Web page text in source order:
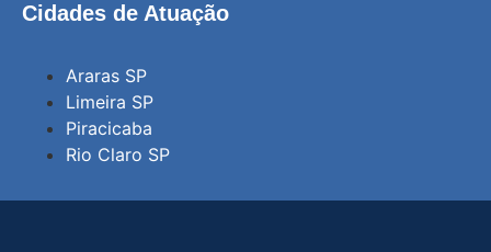
Cidades de Atuação
Araras SP
Limeira SP
Piracicaba
Rio Claro SP